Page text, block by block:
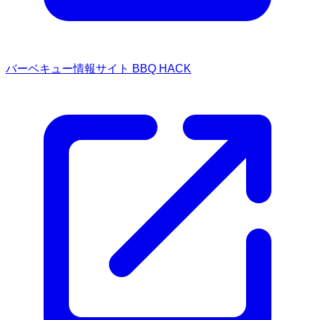
バーベキュー情報サイト BBQ HACK